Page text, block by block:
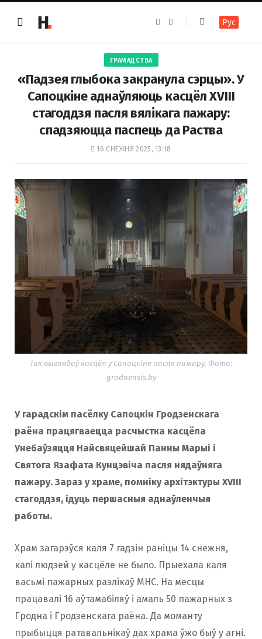
e
k
t
a
m
Рус
ГРАМАДСТВА
«Падзея глыбока закранула сэрцы». У
Сапоцкіне аднаўляюць касцёл XVIII
стагоддзя пасля вялікага пажару:
спадзяюцца паспець да Раства
16 СНЕЖНЯ 2025, 13:18
Так выглядаў касцёл у Сапоцкіне пасля пажару. Фота:
grodnensis.by
У гарадскім пасёлку Сапоцкін Гродзенскага
раёна працягваецца расчыстка касцёла
Унебаўзяцця Найсвяцейшай Панны Марыі і
Святога Язафата Кунцэвіча пасля нядаўняга
пажару. Зараз у храме, помніку архітэктуры XVIII
стагоддзя, ідуць першасныя аднаўленчыя
работы.
Храм загарэўся каля 7 гадзін раніцы 14 снежня,
калі людзей у касцёле не было. Прыехала каля
васьмі пажарных разлікаў МНС. На месцы
працавалі 16 аўтамабіляў і амаль 50 пажарных з
Гродна і Гродзенскага раёна. Да моманту
прыбыцця ратавальнікаў дах храма ўжо быў у агні.